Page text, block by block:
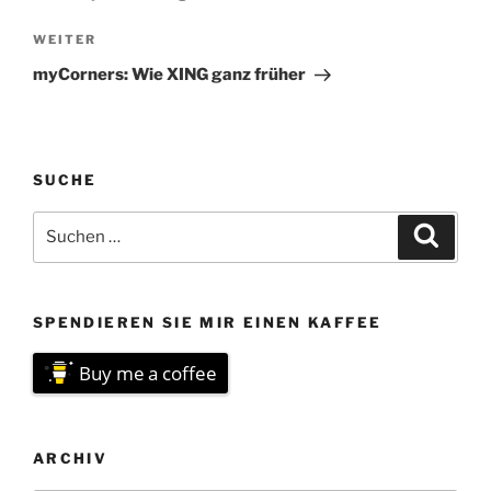
Nächster
Beitrag
WEITER
myCorners: Wie XING ganz früher
SUCHE
nach:
SPENDIEREN SIE MIR EINEN KAFFEE
Buy me a coffee
ARCHIV